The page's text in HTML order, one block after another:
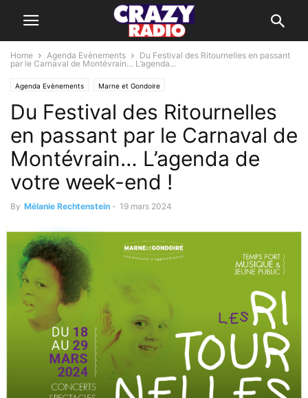
Home Agenda Evènements
Du Festival des Ritournelles en passant
par le Carnaval de Montévrain… L’agenda...
Agenda Evènements Marne et Gondoire
Du Festival des Ritournelles
en passant par le Carnaval de
Montévrain… L’agenda de
votre week-end !
By Mélanie Rechtenstein - 19 mars 2024